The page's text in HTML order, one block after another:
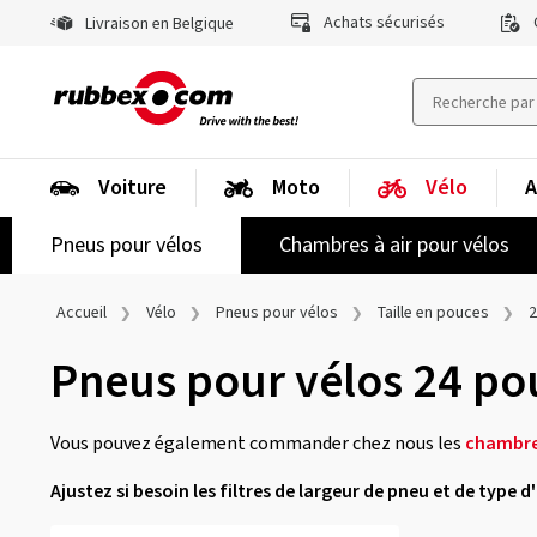
Livraison en Belgique Achats sécurisés
Voiture Moto
Vélo
Pneus pour vélos
Chambres à air pour vélos
Accueil Vélo Pneus pour vélos Taille en pouces
Pneus pour vélos 24
Vous pouvez également commander chez nous les
Ajustez si besoin les filtres de largeur de pneu et de